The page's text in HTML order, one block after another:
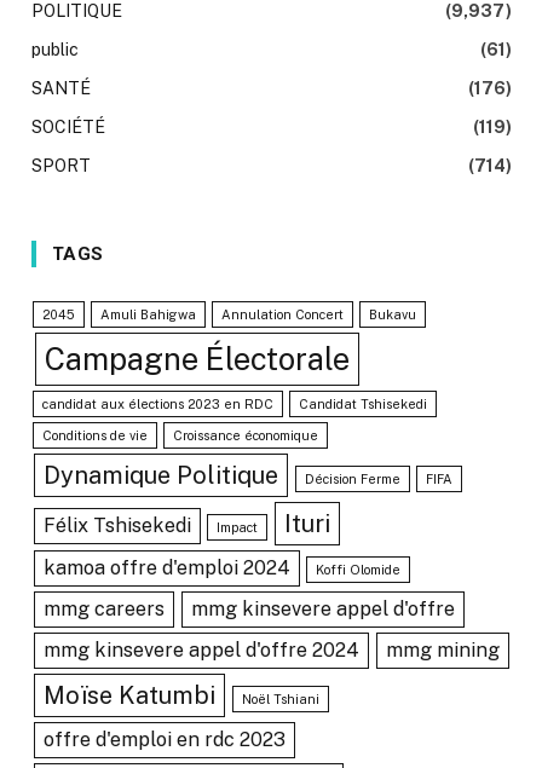
POLITIQUE
(9,937)
public
(61)
SANTÉ
(176)
SOCIÉTÉ
(119)
SPORT
(714)
TAGS
2045 Amuli Bahigwa Annulation Concert Bukavu
Campagne Électorale
candidat aux élections 2023 en RDC Candidat Tshisekedi
Conditions de vie Croissance économique
Dynamique Politique Décision Ferme FIFA
Félix Tshisekedi Impact Ituri
kamoa offre d'emploi 2024 Koffi Olomide
mmg careers
mmg kinsevere appel d'offre
mmg kinsevere appel d'offre 2024
mmg mining
Moïse Katumbi Noël Tshiani
offre d'emploi en rdc 2023